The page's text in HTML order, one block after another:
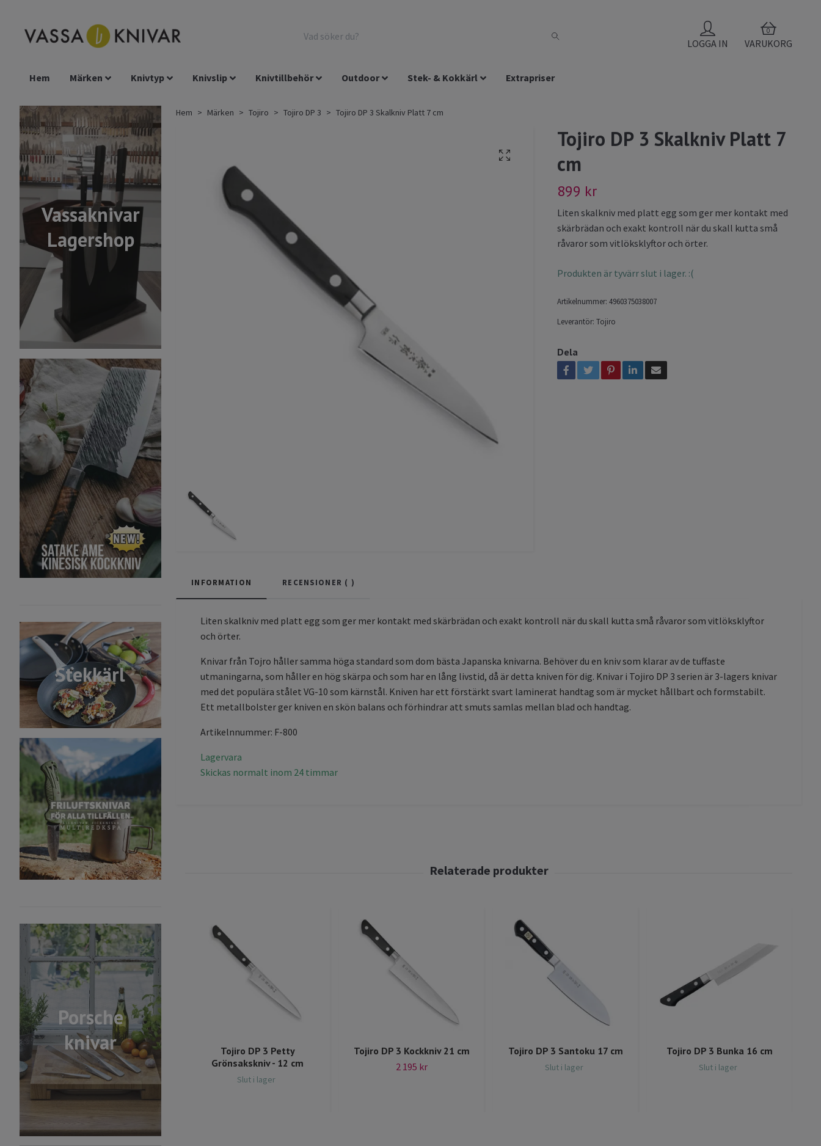
LOGGA IN
0
VARUKORG
Hem Märken Knivtyp Knivslip Knivtillbehör Outdoor Stek- & Kokkärl Extrapriser
Vassaknivar
Lagershop
Stekkärl
Porsche
knivar
Hem Märken Tojiro Tojiro DP 3 Tojiro DP 3 Skalkniv Platt 7 cm
Tojiro DP 3 Skalkniv Platt 7
cm
899 kr
Liten skalkniv med platt egg som ger mer kontakt med
skärbrädan och exakt kontroll när du skall kutta små
råvaror som vitlöksklyftor och örter.
Produkten är tyvärr slut i lager. :(
Artikelnummer: 4960375038007
Leverantör: Tojiro
Dela
INFORMATION RECENSIONER ( )
Liten skalkniv med platt egg som ger mer kontakt med skärbrädan och exakt kontroll när du skall kutta små råvaror som vitlöksklyftor
och örter.
Knivar från Tojro håller samma höga standard som dom bästa Japanska knivarna. Behöver du en kniv som klarar av de tuffaste
utmaningarna, som håller en hög skärpa och som har en lång livstid, då är detta kniven för dig. Knivar i Tojiro DP 3 serien är 3-lagers knivar
med det populära stålet VG-10 som kärnstål. Kniven har ett förstärkt svart laminerat handtag som är mycket hållbart och formstabilt.
Ett metallbolster ger kniven en skön balans och förhindrar att smuts samlas mellan blad och handtag.
Artikelnnummer: F-800
Lagervara
Skickas normalt inom 24 timmar
Tojiro DP 3 Petty
Grönsakskniv - 12 cm
Slut i lager
Tojiro DP 3 Kockkniv 21 cm
2 195 kr
Tojiro DP 3 Santoku 17 cm
Slut i lager
Tojiro DP 3 Bunka 16 cm
Slut i lager